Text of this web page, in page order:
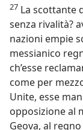
27 La scottante
senza rivalità?
nazioni empie
messianico
ch’esse
come per
Unite, esse
opposizione al
Geova, al